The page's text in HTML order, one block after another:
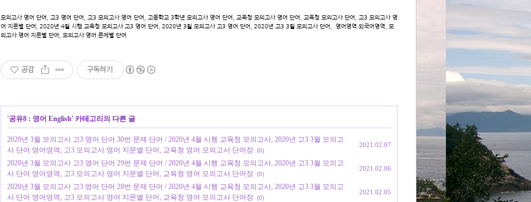
모의고사 영어 단어, 고3 영어 단어, 고3 모의고사 영어 단어, 고등학교 3학년 모의고사 영어 단어, 교육청 모의고사 영어 단어, 교육청 모의고사 단어, 고3 모의고사 영
어 지문별 단어, 2020년 4월 시행 교육청 모의고사 고3 영어 단어, 2020년 3월 모의고사 고3 영어 단어, 2020년 고3 3월 모의고사 단어, 영어영역 외국어영역, 모
의고사 영어 지문별 단어, 모의고사 영어 문제별 단어
공감 구독하기
'공유8 : 영어 English' 카테고리의 다른 글
2020년 3월 모의고사 고3 영어 단어 30번 문제 단어 / 2020년 4월 시행 교육청 모의고사, 2020년 고3 3월 모의고
사 단어 영어영역, 고3 모의고사 영어 지문별 단어, 교육청 영어 모의고사 단어장 (0)
2021.02.07
2020년 3월 모의고사 고3 영어 단어 29번 문제 단어 / 2020년 4월 시행 교육청 모의고사, 2020년 고3 3월 모의고
사 단어 영어영역, 고3 모의고사 영어 지문별 단어, 교육청 영어 모의고사 단어장 (0)
2021.02.06
2020년 3월 모의고사 고3 영어 단어 28번 문제 단어 / 2020년 4월 시행 교육청 모의고사, 2020년 고3 3월 모의고
사 단어 영어영역, 고3 모의고사 영어 지문별 단어, 교육청 영어 모의고사 단어장 (0)
2021.02.05